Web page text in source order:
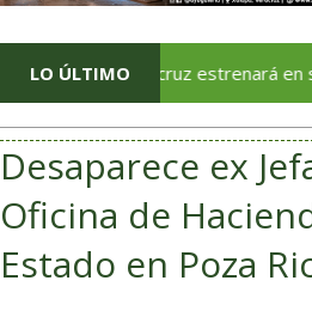
LO ÚLTIMO
Veracruz estrenará en
Desaparece ex
Oficina de
Estado en Poza